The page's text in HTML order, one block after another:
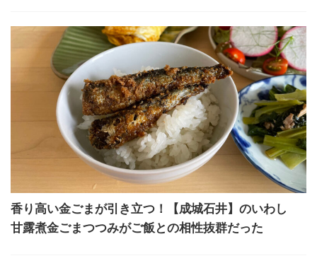
香り高い金ごまが引き立つ！【成城石井】のいわし
甘露煮金ごまつつみがご飯との相性抜群だった